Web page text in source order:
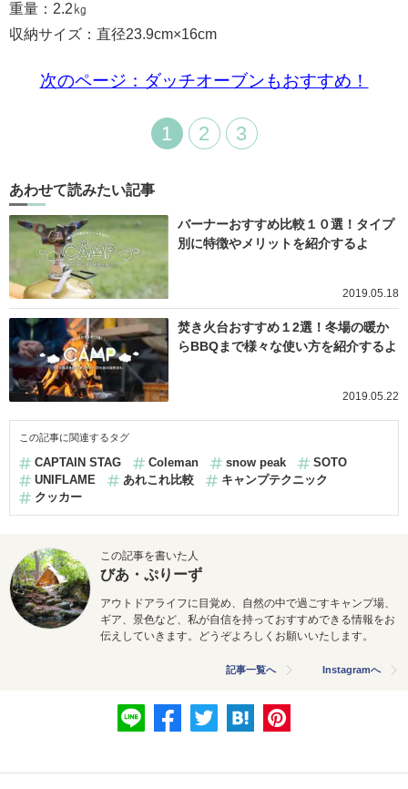
重量：2.2㎏
収納サイズ：直径23.9cm×16cm
次のページ：ダッチオーブンもおすすめ！
1 2 3
あわせて読みたい記事
バーナーおすすめ比較１０選！タイプ
別に特徴やメリットを紹介するよ
2019.05.18
焚き火台おすすめ１2選！冬場の暖か
らBBQまで様々な使い方を紹介するよ
2019.05.22
この記事に関連するタグ
CAPTAIN STAG Coleman snow peak
SOTO
UNIFLAME
あれこれ比較
キャンプテクニック
クッカー
この記事を書いた人
びあ・ぷりーず
アウトドアライフに目覚め、自然の中で過ごすキャンプ場、
ギア、景色など、私が自信を持っておすすめできる情報をお
伝えしていきます。どうぞよろしくお願いいたします。
記事一覧へ Instagramへ